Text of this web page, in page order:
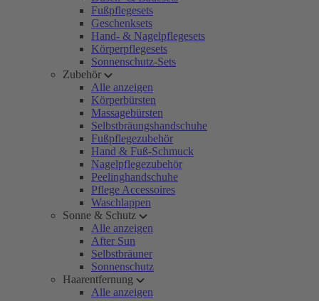
Fußpflegesets
Geschenksets
Hand- & Nagelpflegesets
Körperpflegesets
Sonnenschutz-Sets
Zubehör
Alle anzeigen
Körperbürsten
Massagebürsten
Selbstbräungshandschuhe
Fußpflegezubehör
Hand & Fuß-Schmuck
Nagelpflegezubehör
Peelinghandschuhe
Pflege Accessoires
Waschlappen
Sonne & Schutz
Alle anzeigen
After Sun
Selbstbräuner
Sonnenschutz
Haarentfernung
Alle anzeigen